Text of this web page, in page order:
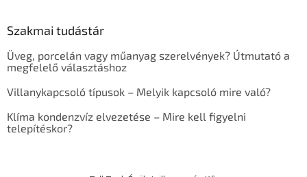
s
ő
Szakmai tudástár
Üveg, porcelán vagy műanyag szerelvények? Útmutató a
megfelelő választáshoz
Villanykapcsoló típusok – Melyik kapcsoló mire való?
Klíma kondenzvíz elvezetése – Mire kell figyelni
telepítéskor?